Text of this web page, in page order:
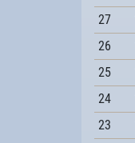
27
26
25
24
23